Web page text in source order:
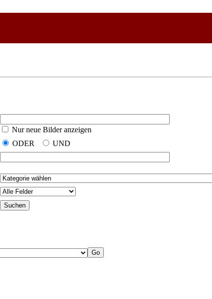
Nur neue Bilder anzeigen
ODER
UND